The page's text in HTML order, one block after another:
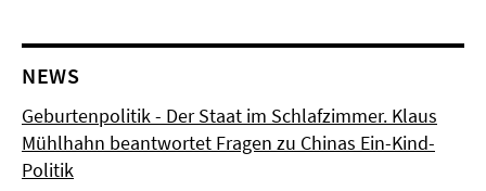
NEWS
Geburtenpolitik - Der Staat im Schlafzimmer. Klaus
Mühlhahn beantwortet Fragen zu Chinas Ein-Kind-
Politik